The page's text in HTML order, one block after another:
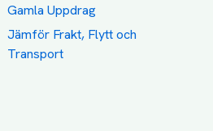
Gamla Uppdrag
Jämför Frakt, Flytt och
Transport